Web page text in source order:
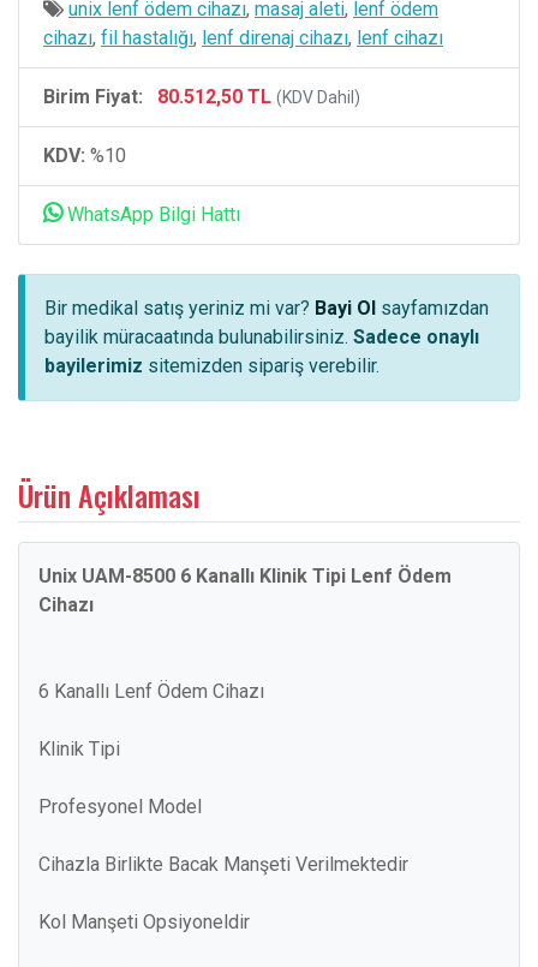
unix lenf ödem cihazı, masaj aleti, lenf ödem
cihazı, fil hastalığı, lenf direnaj cihazı, lenf cihazı
Birim Fiyat: 80.512,50 TL (KDV Dahil)
KDV: %10
WhatsApp Bilgi Hattı
Bir medikal satış yeriniz mi var? Bayi Ol sayfamızdan
bayilik müracaatında bulunabilirsiniz. Sadece onaylı
bayilerimiz sitemizden sipariş verebilir.
Ürün Açıklaması
Unix UAM-8500 6 Kanallı Klinik Tipi Lenf Ödem
Cihazı
6 Kanallı Lenf Ödem Cihazı
Klinik Tipi
Profesyonel Model
Cihazla Birlikte Bacak Manşeti Verilmektedir
Kol Manşeti Opsiyoneldir